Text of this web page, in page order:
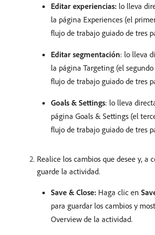
Editar experiencias: lo lleva
la página Experiences (el
flujo de trabajo guiado de tres
Editar segmentación: lo lleva
la página Targeting (el
flujo de trabajo guiado de tres
Goals & Settings: lo lleva
página Goals & Settings (el
flujo de trabajo guiado de tres
Realice los cambios que desee y, a
guarde la actividad.
Save & Close: Haga clic en
para guardar los cambios y
Overview de la actividad.